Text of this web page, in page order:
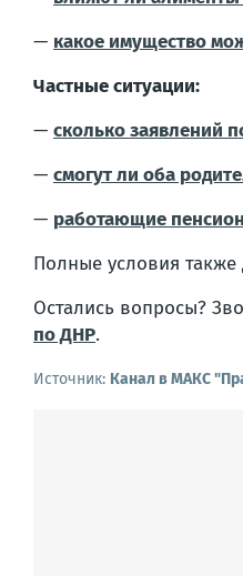
— какое имущество
Частные ситуации:
— сколько заявлений
— смогут ли оба
— работающие
Полные условия также
Остались вопросы?
по ДНР.
Источник: Канал в МАКС